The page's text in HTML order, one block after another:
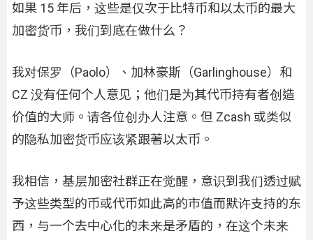
如果 15 年后，这些是仅次于比特币和以太币的最大
加密货币，我们到底在做什么？
我对保罗（Paolo）、加林豪斯（Garlinghouse）和
CZ 没有任何个人意见；他们是为其代币持有者创造
价值的大师。请各位创办人注意。但 Zcash 或类似
的隐私加密货币应该紧跟著以太币。
我相信，基层加密社群正在觉醒，意识到我们透过赋
予这些类型的币或代币如此高的市值而默许支持的东
西，与一个去中心化的未来是矛盾的，在这个未来